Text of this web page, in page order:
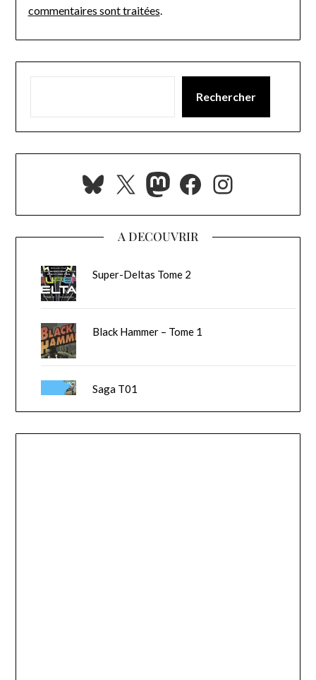
commentaires sont traitées.
Rechercher
Bluesky
X Mastodon
Facebook
A DECOUVRIR
Super-Deltas Tome 2
Black Hammer – Tome 1
Saga T01